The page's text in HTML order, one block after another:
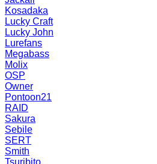
Kosadaka
Lucky Craft
Lucky John
Lurefans
Megabass
Molix
OSP
Owner
Pontoon21
RAID
Sakura
Sebile
SERT
Smith
Tsuribito